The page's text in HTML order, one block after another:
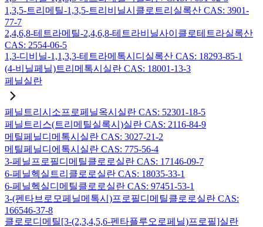
1,3,5-트리메틸-1,3,5-트리비닐시클로트리실록산 CAS: 3901-
77-7
2,4,6,8-테트라메틸-2,4,6,8-테트라비닐사이클로테트라실록산
CAS: 2554-06-5
1,3-디비닐-1,1,3,3-테트라메톡시디실록산 CAS: 18293-85-1
(4-비닐페닐)트리메톡시실란 CAS: 18001-13-3
페닐실란
페닐트리시소프로페닐옥시실란 CAS: 52301-18-5
페닐트리스(트리메틸실록시)실란 CAS: 2116-84-9
메틸페닐디메톡시실란 CAS: 3027-21-2
메틸페닐디에톡시실란 CAS: 775-56-4
3-페닐프로필디메틸클로로실란 CAS: 17146-09-7
6-페닐헥실트리클로로실란 CAS: 18035-33-1
6-페닐헥실디메틸클로로실란 CAS: 97451-53-1
3-(펜타브로모페닐메톡시)프로필디메틸클로로실란 CAS:
166546-37-8
클로로디메틸[3-(2,3,4,5,6-펜타플루오로페닐)프로필]실란